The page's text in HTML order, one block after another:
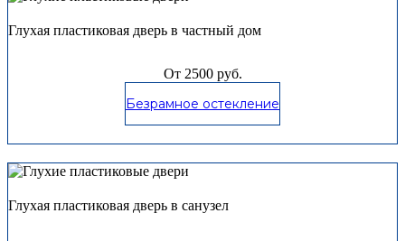
Глухая пластиковая дверь в частный дом
От 2500 руб.
Безрамное остекление
Глухая пластиковая дверь в санузел